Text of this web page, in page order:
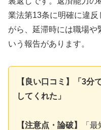
業法第13条に明確に違
がら、延滞時には職場や
いう報告があります。
【良い口コミ】「3分
してくれた」
【注意点・論破】
「